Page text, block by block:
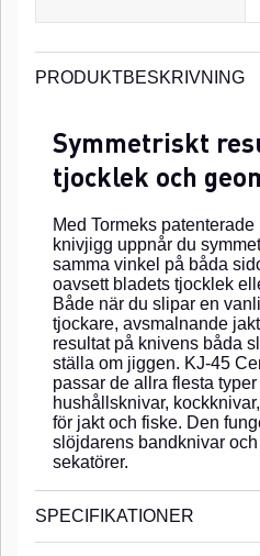
PRODUKTBESKRIVNING
Symmetriskt
tjocklek och
Med Tormeks
knivjigg uppnår du
samma vinkel på båda
oavsett bladets tjocklek
Både när du slipar en
tjockare, avsmalnande
resultat på knivens båda
ställa om jiggen. KJ-45
passar de allra flesta
hushållsknivar,
för jakt och fiske. Den
slöjdarens bandknivar
sekatörer.
SPECIFIKATIONER